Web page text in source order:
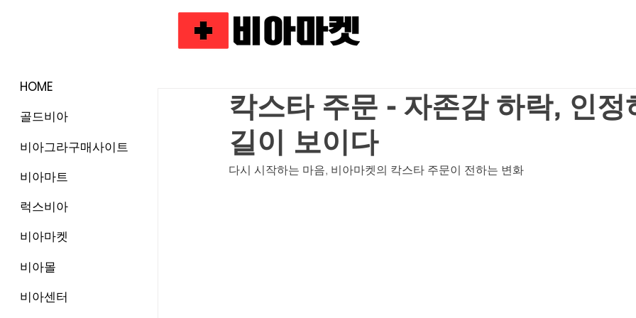
칵스타 주문 - 자존감 하락, 인정
길이 보이다
다시 시작하는 마음, 비아마켓의 칵스타 주문이 전하는 변화
HOME
골드비아
비아그라구매사이트
비아마트
럭스비아
비아마켓
비아몰
비아센터